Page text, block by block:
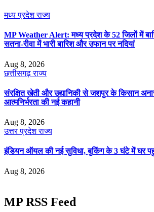
मध्य प्रदेशराज्य
MP Weather Alert: मध्य प्रदेश के 52 जिलों में
सतना-रीवा में भारी बारिश और उफान पर नदियां
Aug 8, 2026
छत्तीसगढ़राज्य
संरक्षित खेती और उद्यानिकी से जशपुर के किसान
आत्मनिर्भरता की नई कहानी
Aug 8, 2026
उत्तर प्रदेशराज्य
इंडियन ऑयल की नई सुविधा, बुकिंग के 3 घंटे में घर
Aug 8, 2026
MP RSS Feed